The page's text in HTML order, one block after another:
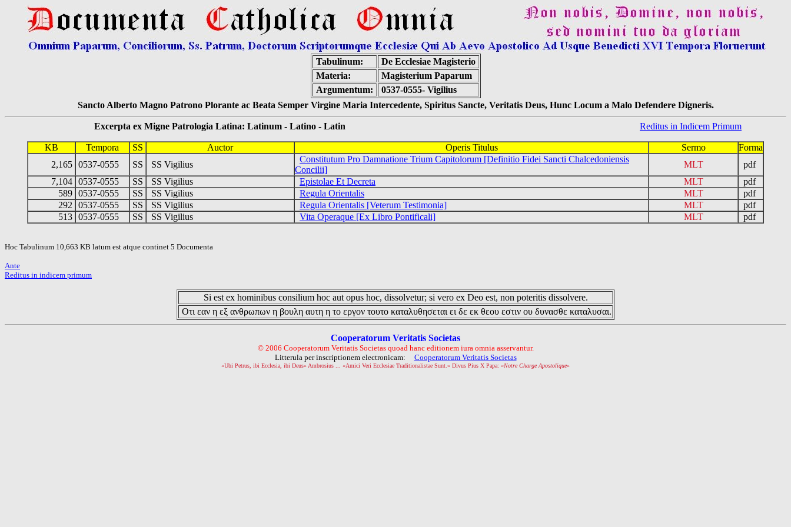
Tabulinum:
De Ecclesiae Magisterio
Materia:
Magisterium Paparum
Argumentum:
0537-0555- Vigilius
Sancto Alberto Magno Patrono Plorante ac Beata Semper Virgine Maria Intercedente, Spiritus Sancte, Veritatis Deus, Hunc Locum a Malo Defendere Digneris.
Excerpta ex Migne Patrologia Latina: Latinum - Latino - Latin Reditus in Indicem Primum
KB Tempora SS Auctor Operis Titulus Sermo
Forma
2,165 0537-0555 SS SS Vigilius
Constitutum Pro Damnatione Trium Capitolorum [Definitio Fidei Sancti Chalcedoniensis
Concilii]
MLT
pdf
7,104 0537-0555 SS SS Vigilius Epistolae Et Decreta MLT
pdf
589 0537-0555 SS SS Vigilius Regula Orientalis MLT
pdf
292
0537-0555 SS SS Vigilius Regula Orientalis [Veterum Testimonia] MLT
pdf
513 0537-0555 SS SS Vigilius Vita Operaque [Ex Libro Pontificali] MLT pdf
Hoc Tabulinum 10,663 KB latum est atque continet 5 Documenta
Ante
Reditus in indicem primum
Si est ex hominibus consilium hoc aut opus hoc, dissolvetur; si vero ex Deo est, non poteritis dissolvere.
Οτι εαν η εξ ανθρωπων η βουλη αυτη η το εργον τουτο καταλυθησεται ει δε εκ θεου εστιν ου δυνασθε καταλυσαι.
Cooperatorum Veritatis Societas
© 2006 Cooperatorum Veritatis Societas quoad hanc editionem iura omnia asservantur.
Litterula per inscriptionem electronicam: Cooperatorum Veritatis Societas
«Ubi Petrus, ibi Ecclesia, ibi Deus» Ambrosius ... «Amici Veri Ecclesiae Traditionalistae Sunt.» Divus Pius X Papa: «Notre Charge Apostolique»